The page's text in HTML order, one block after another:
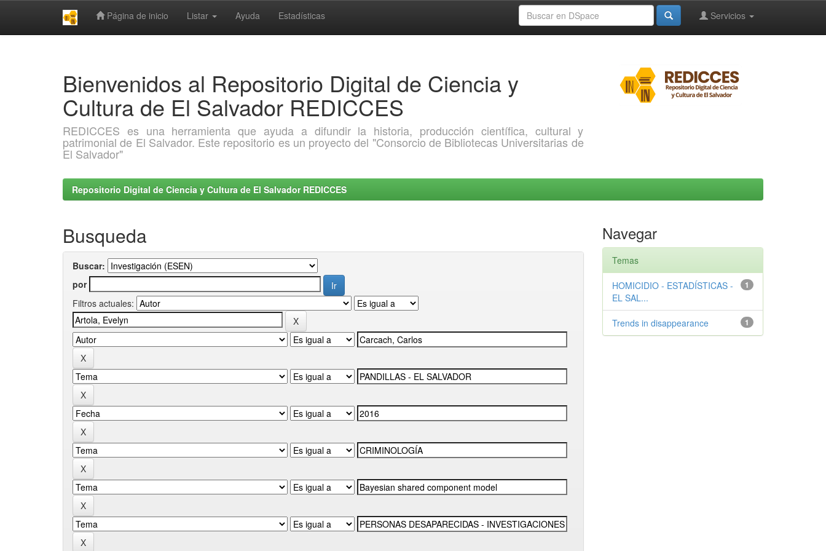
Página de inicio Listar Ayuda Estadísticas Servicios
Bienvenidos al Repositorio Digital de Ciencia y
Cultura de El Salvador REDICCES
REDICCES es una herramienta que ayuda a difundir la historia, producción científica, cultural y
patrimonial de El Salvador. Este repositorio es un proyecto del "Consorcio de Bibliotecas Universitarias de
El Salvador"
Repositorio Digital de Ciencia y Cultura de El Salvador REDICCES
Busqueda
Buscar:
por
Filtros actuales:
Navegar
Temas
1
HOMICIDIO - ESTADÍSTICAS -
EL SAL...
1
Trends in disappearance